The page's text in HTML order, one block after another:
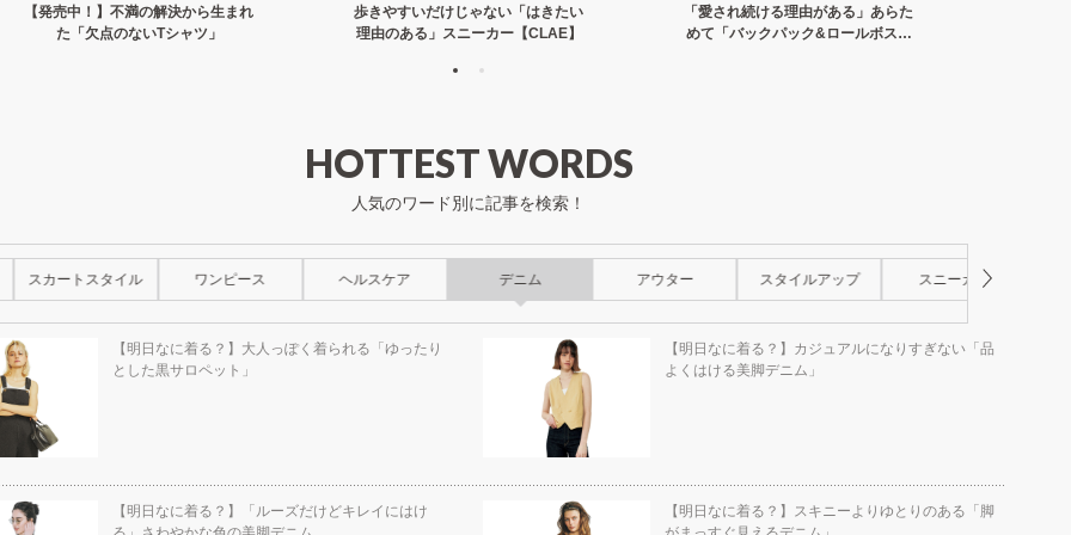
【発売中！】不満の解決から生まれ
た「欠点のないTシャツ」
歩きやすいだけじゃない「はきたい
理由のある」スニーカー【CLAE】
「愛され続ける理由がある」あらた
めて「バックパック&ロールボスト
HOTTEST WORDS
人気のワード別に記事を検索！
スカートスタイル ワンピース ヘルスケア デニム アウター スタイルアップ スニーカー
【明日なに着る？】大人っぽく着られる「ゆったり
とした黒サロペット」
【明日なに着る？】カジュアルになりすぎない「品
よくはける美脚デニム」
【明日なに着る？】「ルーズだけどキレイにはけ
【明日なに着る？】スキニーよりゆとりのある「脚